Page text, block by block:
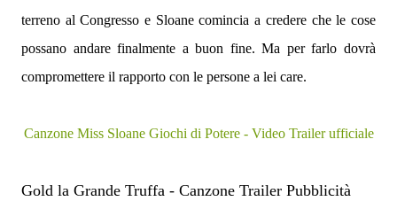
terreno al Congresso e Sloane comincia a credere che le cose
possano andare finalmente a buon fine. Ma per farlo dovrà
compromettere il rapporto con le persone a lei care.
Canzone Miss Sloane Giochi di Potere - Video Trailer ufficiale
Gold la Grande Truffa - Canzone Trailer Pubblicità